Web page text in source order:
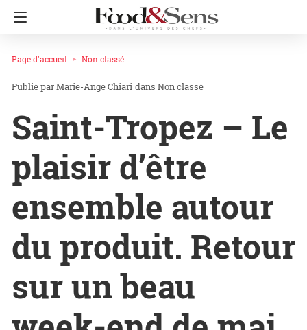
Page d'accueil Non classé
Marie-Ange Chiari dans Non classé
Saint-Tropez – Le
plaisir d’être
ensemble autour
du produit. Retour
sur un beau